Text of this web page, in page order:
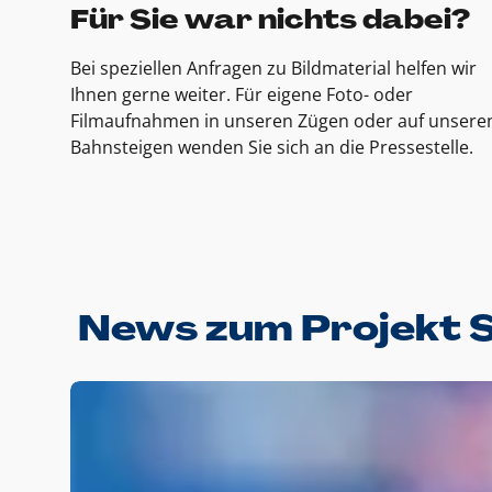
Für Sie war nichts dabei?
Bei speziellen Anfragen zu Bildmaterial helfen wir
Ihnen gerne weiter. Für eigene Foto- oder
Filmaufnahmen in unseren Zügen oder auf
Bahnsteigen wenden Sie sich an die Pressestelle.
News zum Projekt